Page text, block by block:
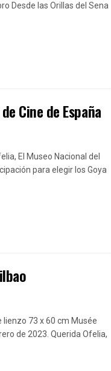
Desde las Orillas del Sena
Cine de España
El Museo Nacional del
para elegir los Goya
73 x 60 cm Musée
de 2023. Querida Ofelia,